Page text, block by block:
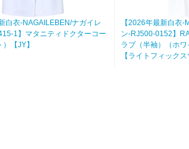
白衣-NAGAILEBEN/ナガイレ
1】マタニティドクターコー
【JY】
【2026年最新白衣-
ン-RJ500-0152】
ラブ（半袖）（ホワ
【ライトフィックス